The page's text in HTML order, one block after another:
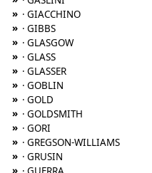
» · GIACCHINO
» · GIBBS
» · GLASGOW
» · GLASS
» · GLASSER
» · GOBLIN
» · GOLD
» · GOLDSMITH
» · GORI
» · GREGSON-WILLIAMS
» · GRUSIN
»